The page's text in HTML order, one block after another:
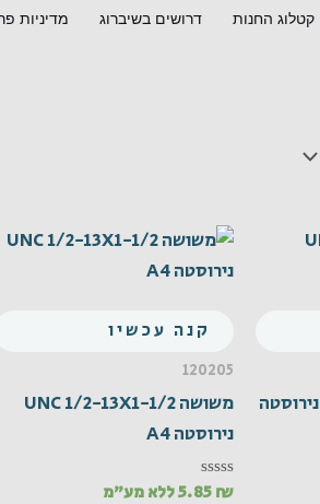
קטלוג החנות דרושים בשיברוג מדיניות
משושה UNC 1/2-13X1 נירוסטה
קנה עכשיו
120205
משושה UNC 1/2-13X1-1/2
נירוסטה A4
דורג5.85₪
ללא מע"מ